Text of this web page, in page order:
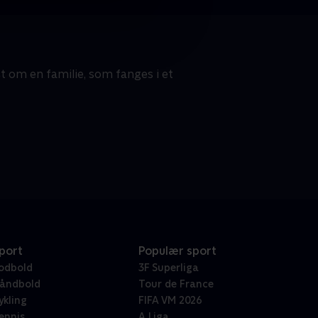
om en familie, som fanges i et
Populær sport
3F Superliga
Tour de France
FIFA VM 2026